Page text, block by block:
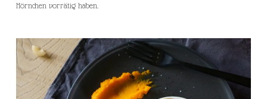
Hörnchen vorrätig haben.